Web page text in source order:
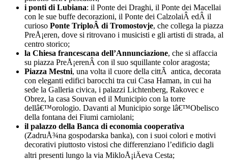
i ponti di Lubiana: il Ponte dei Draghi, il Ponte dei Macellai
con le sue buffe decorazioni, il Ponte dei CalzolaiÂ edÂ il
curioso Ponte TriploÂ di Tromostovje, che collega la piazza
PreÅ¡eren, dove si ritrovano i musicisti e gli artisti di strada, al
centro storico;
la Chiesa francescana dell’Annunciazione, che si affaccia
su piazza PreÅ¡erenÂ con il suo squillante color aragosta;
Piazza Mestni, una volta il cuore della cittÃ antica, decorata
con eleganti edifici barocchi tra cui Casa Haman, in cui ha
sede la Galleria civica, i palazzi Lichtenberg, Rakovec e
Obrez, la casa Souvan ed il Municipio con la torre
dellâ€™orologio. Davanti al Municipio sorge lâ€™Obelisco
della fontana dei Fiumi carniolani;
il palazzo della Banca di economia cooperativa
(ZadruÅ¾na gospodarska banka), con i suoi colori e motivi
decorativi piuttosto vistosi che differenziano l’edificio dagli
altri presenti lungo la via MikloÅ¡iÄeva Cesta;